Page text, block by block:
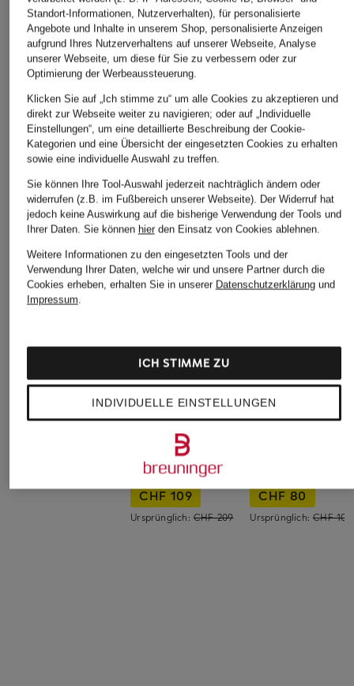
OH APRIL
MAERZ MUENCHEN
Strick-Poloshirt mit
Leinen
CHF 109
Ursprünglich: CHF 209
monari
CHF 80
Ursprünglich:CHF 100
Standort-Informationen, Nutzerverhalten), für personalisierte
Angebote und Inhalte in unserem Shop, personalisierte Anzeigen
aufgrund Ihres Nutzerverhaltens auf unserer Webseite, Analyse
unserer Webseite, um diese für Sie zu verbessern oder zur
Optimierung der Werbeaussteuerung.
Klicken Sie auf „Ich stimme zu“ um alle Cookies zu akzeptieren und
direkt zur Webseite weiter zu navigieren; oder auf „Individuelle
Einstellungen“, um eine detaillierte Beschreibung der Cookie-
Kategorien und eine Übersicht der eingesetzten Cookies zu erhalten
sowie eine individuelle Auswahl zu treffen.
Sie können Ihre Tool-Auswahl jederzeit nachträglich ändern oder
widerrufen (z.B. im Fußbereich unserer Webseite). Der Widerruf hat
jedoch keine Auswirkung auf die bisherige Verwendung der Tools und
Ihrer Daten. Sie können hierden Einsatz von Cookies ablehnen.
Weitere Informationen zu den eingesetzten Tools und der
Verwendung Ihrer Daten, welche wir und unsere Partner durch die
Cookies erheben, erhalten Sie in unserer Datenschutzerklärungund
Impressum.
INDIVIDUELLE EINSTELLUNGEN
ICH STIMME ZU